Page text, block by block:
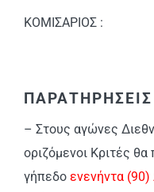
ΚΟΜΙΣΑΡΙΟΣ :
ΠΑΡΑΤΗΡΗΣΕΙΣ
– Στους αγώνες
οριζόμενοι Κριτές θα
γήπεδο ενενήντα